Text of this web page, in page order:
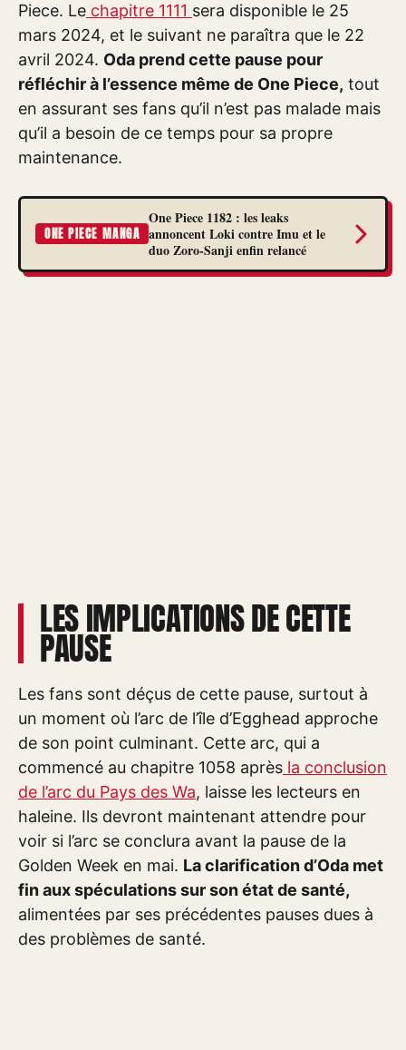
Piece. Le chapitre 1111 sera disponible le 25
mars 2024, et le suivant ne paraîtra que le 22
avril 2024. Oda prend cette pause pour
réfléchir à l’essence même de One Piece, tout
en assurant ses fans qu’il n’est pas malade mais
qu’il a besoin de ce temps pour sa propre
maintenance.
ONE PIECE MANGA
One Piece 1182 : les leaks
annoncent Loki contre Imu et le
duo Zoro-Sanji enfin relancé
LES IMPLICATIONS DE CETTE
PAUSE
Les fans sont déçus de cette pause, surtout à
un moment où l’arc de l’île d’Egghead approche
de son point culminant. Cette arc, qui a
commencé au chapitre 1058 après la conclusion
de l’arc du Pays des Wa, laisse les lecteurs en
haleine. Ils devront maintenant attendre pour
voir si l’arc se conclura avant la pause de la
Golden Week en mai. La clarification d’Oda met
fin aux spéculations sur son état de santé,
alimentées par ses précédentes pauses dues à
des problèmes de santé.